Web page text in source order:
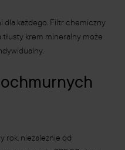
dla każdego. Filtr chemiczny
tłusty krem mineralny może
rok, niezależnie od